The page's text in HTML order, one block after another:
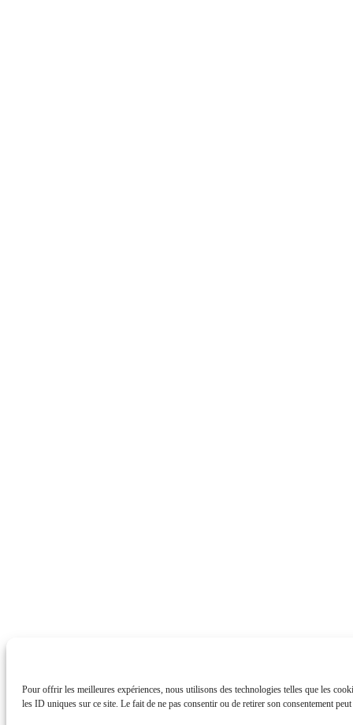
Pour offrir les meilleures expériences, nous utilisons des technologies telles que les
les ID uniques sur ce site. Le fait de ne pas consentir ou de retirer son consentement